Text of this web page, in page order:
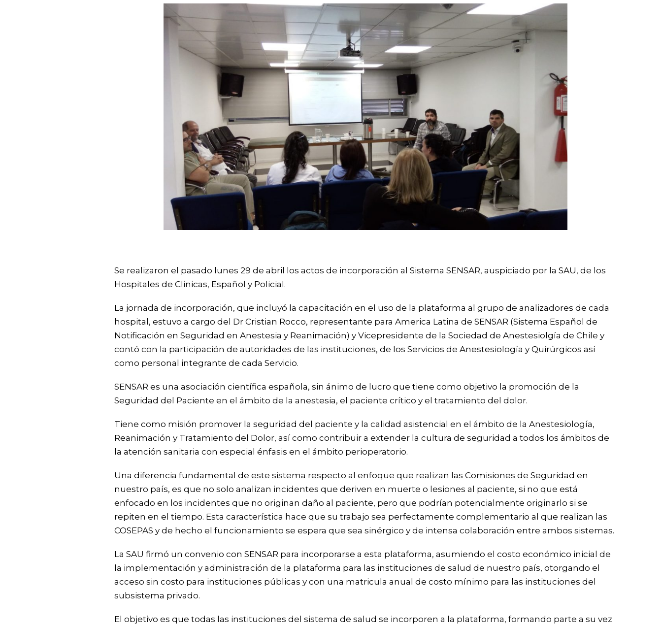
Se realizaron el pasado lunes 29 de abril los actos de incorporación al Sistema SENSAR, auspiciado por la SAU, de los
Hospitales de Clinicas, Español y Policial.
La jornada de incorporación, que incluyó la capacitación en el uso de la plataforma al grupo de analizadores de cada
hospital, estuvo a cargo del Dr Cristian Rocco, representante para America Latina de SENSAR (Sistema Español de
Notificación en Seguridad en Anestesia y Reanimación) y Vicepresidente de la Sociedad de Anestesiolgía de Chile y
contó con la participación de autoridades de las instituciones, de los Servicios de Anestesiología y Quirúrgicos así
como personal integrante de cada Servicio.
SENSAR es una asociación científica española, sin ánimo de lucro que tiene como objetivo la promoción de la
Seguridad del Paciente en el ámbito de la anestesia, el paciente crítico y el tratamiento del dolor.
Tiene como misión promover la seguridad del paciente y la calidad asistencial en el ámbito de la Anestesiología,
Reanimación y Tratamiento del Dolor, así como contribuir a extender la cultura de seguridad a todos los ámbitos de
la atención sanitaria con especial énfasis en el ámbito perioperatorio.
Una diferencia fundamental de este sistema respecto al enfoque que realizan las Comisiones de Seguridad en
nuestro país, es que no solo analizan incidentes que deriven en muerte o lesiones al paciente, si no que está
enfocado en los incidentes que no originan daño al paciente, pero que podrían potencialmente originarlo si se
repiten en el tiempo. Esta característica hace que su trabajo sea perfectamente complementario al que realizan las
COSEPAS y de hecho el funcionamiento se espera que sea sinérgico y de intensa colaboración entre ambos sistemas.
La SAU firmó un convenio con SENSAR para incorporarse a esta plataforma, asumiendo el costo económico inicial de
la implementación y administración de la plataforma para las instituciones de salud de nuestro país, otorgando el
acceso sin costo para instituciones públicas y con una matricula anual de costo mínimo para las instituciones del
subsistema privado.
El objetivo es que todas las instituciones del sistema de salud se incorporen a la plataforma, formando parte a su vez